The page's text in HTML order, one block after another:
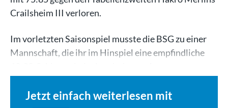
Crailsheim III verloren.
Im vorletzten Saisonspiel musste die BSG zu einer
Mannschaft, die ihr im Hinspiel eine empfindliche
Jetzt einfach weiterlesen mit